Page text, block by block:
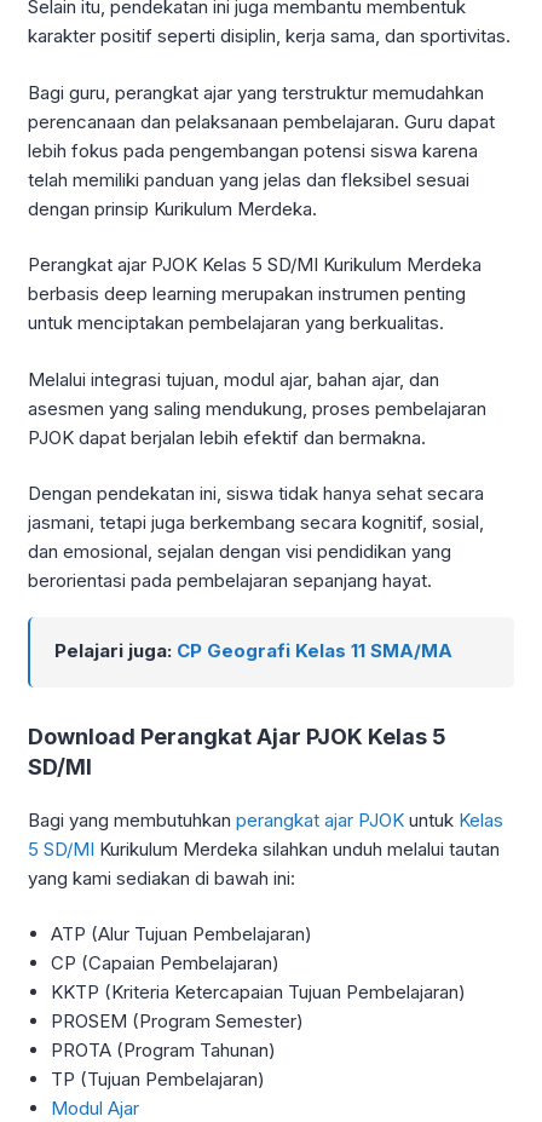
Selain itu, pendekatan ini juga membantu membentuk
karakter positif seperti disiplin, kerja sama, dan sportivitas.
Bagi guru, perangkat ajar yang terstruktur memudahkan
perencanaan dan pelaksanaan pembelajaran. Guru dapat
lebih fokus pada pengembangan potensi siswa karena
telah memiliki panduan yang jelas dan fleksibel sesuai
dengan prinsip Kurikulum Merdeka.
Perangkat ajar PJOK Kelas 5 SD/MI Kurikulum Merdeka
berbasis deep learning merupakan instrumen penting
untuk menciptakan pembelajaran yang berkualitas.
Melalui integrasi tujuan, modul ajar, bahan ajar, dan
asesmen yang saling mendukung, proses pembelajaran
PJOK dapat berjalan lebih efektif dan bermakna.
Dengan pendekatan ini, siswa tidak hanya sehat secara
jasmani, tetapi juga berkembang secara kognitif, sosial,
dan emosional, sejalan dengan visi pendidikan yang
berorientasi pada pembelajaran sepanjang hayat.
Pelajari juga: CP Geografi Kelas 11 SMA/MA
Download Perangkat Ajar PJOK Kelas 5
SD/MI
Bagi yang membutuhkan perangkat ajar PJOK untuk Kelas
5 SD/MI Kurikulum Merdeka silahkan unduh melalui tautan
yang kami sediakan di bawah ini:
ATP (Alur Tujuan Pembelajaran)
CP (Capaian Pembelajaran)
KKTP (Kriteria Ketercapaian Tujuan Pembelajaran)
PROSEM (Program Semester)
PROTA (Program Tahunan)
TP (Tujuan Pembelajaran)
Modul Ajar